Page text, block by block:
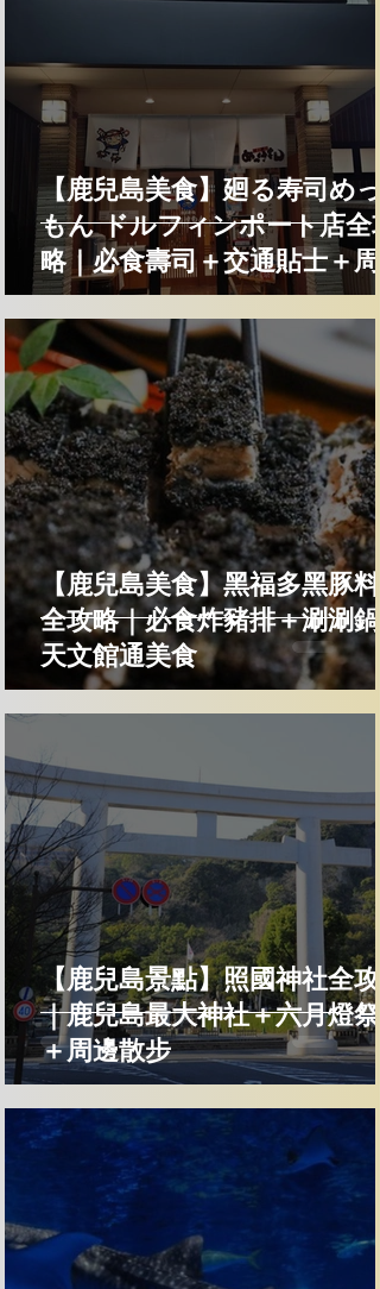
【鹿兒島美食】廻る寿司めっ
もん ドルフィンポート店全
略｜必食壽司＋交通貼士＋周
景點
【鹿兒島美食】黑福多黑豚料
全攻略｜必食炸豬排＋涮涮鍋
天文館通美食
【鹿兒島景點】照國神社全攻
｜鹿兒島最大神社＋六月燈祭
＋周邊散步